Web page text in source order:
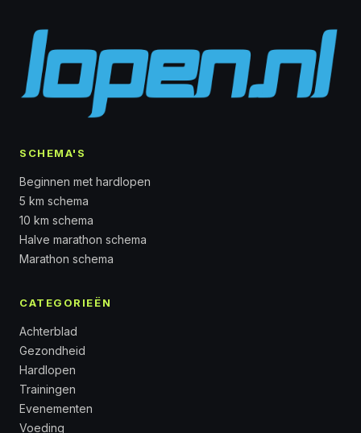
SCHEMA'S
Beginnen met hardlopen
5 km schema
10 km schema
Halve marathon schema
Marathon schema
CATEGORIEËN
Achterblad
Gezondheid
Hardlopen
Trainingen
Evenementen
Voeding